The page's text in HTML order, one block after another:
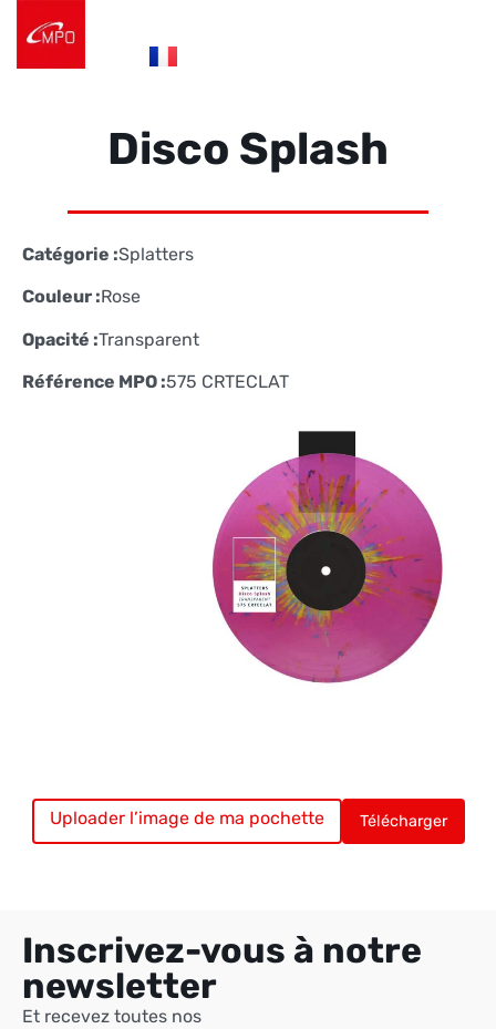
Disco Splash
Catégorie :Splatters
Couleur :Rose
Opacité :Transparent
Référence MPO :575 CRTECLAT
Vinyle chargé. Uploadez votre pochette.
Uploader l’image de ma pochette Télécharger
Inscrivez-vous à notre
newsletter
Et recevez toutes nos